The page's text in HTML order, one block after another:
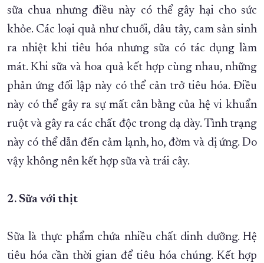
sữa chua nhưng điều này có thể gây hại cho sức
khỏe. Các loại quả như chuối, dâu tây, cam sản sinh
ra nhiệt khi tiêu hóa nhưng sữa có tác dụng làm
mát. Khi sữa và hoa quả kết hợp cùng nhau, những
phản ứng đối lập này có thể cản trở tiêu hóa. Điều
này có thể gây ra sự mất cân bằng của hệ vi khuẩn
ruột và gây ra các chất độc trong dạ dày. Tình trạng
này có thể dẫn đến cảm lạnh, ho, đờm và dị ứng. Do
vậy không nên kết hợp sữa và trái cây.
2. Sữa với thịt
Sữa là thực phẩm chứa nhiều chất dinh dưỡng. Hệ
tiêu hóa cần thời gian để tiêu hóa chúng. Kết hợp